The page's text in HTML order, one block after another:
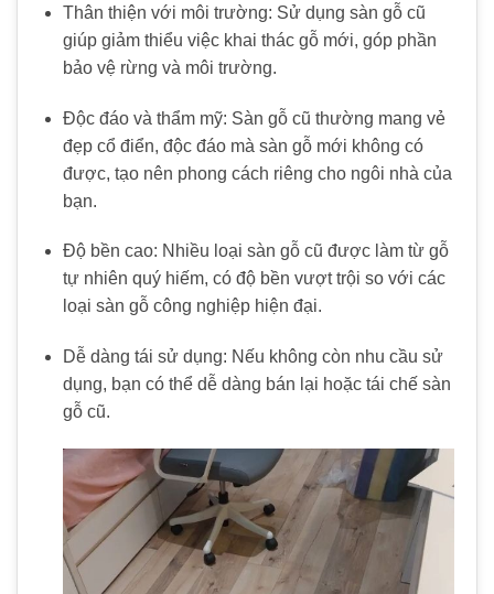
Thân thiện với môi trường: Sử dụng sàn gỗ cũ
giúp giảm thiểu việc khai thác gỗ mới, góp phần
bảo vệ rừng và môi trường.
Độc đáo và thẩm mỹ: Sàn gỗ cũ thường mang vẻ
đẹp cổ điển, độc đáo mà sàn gỗ mới không có
được, tạo nên phong cách riêng cho ngôi nhà của
bạn.
Độ bền cao: Nhiều loại sàn gỗ cũ được làm từ gỗ
tự nhiên quý hiếm, có độ bền vượt trội so với các
loại sàn gỗ công nghiệp hiện đại.
Dễ dàng tái sử dụng: Nếu không còn nhu cầu sử
dụng, bạn có thể dễ dàng bán lại hoặc tái chế sàn
gỗ cũ.